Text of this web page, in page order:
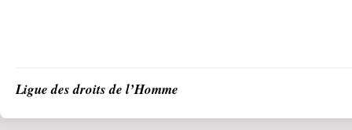
Ligue des droits de l’Homme